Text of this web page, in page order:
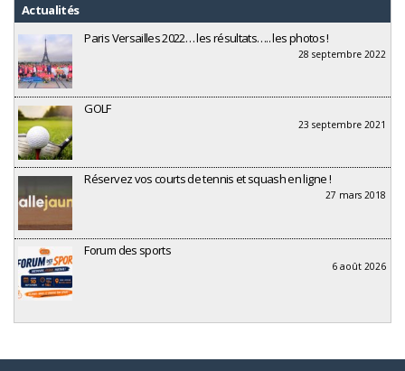
Actualités
Paris Versailles 2022… les résultats….. les photos !
28 septembre 2022
GOLF
23 septembre 2021
Réservez vos courts de tennis et squash en ligne !
27 mars 2018
Forum des sports
6 août 2026